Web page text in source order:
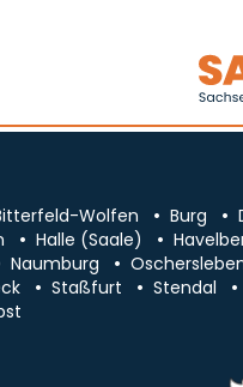
Wolfen Burg
Halle (Saale)
Naumburg
Staßfurt Stendal